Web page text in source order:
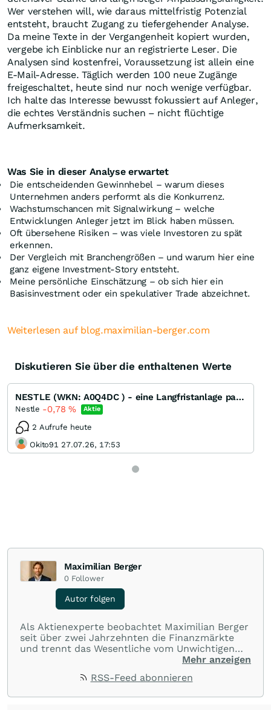
Wer verstehen will, wie daraus mittelfristig Potenzial
entsteht, braucht Zugang zu tiefergehender Analyse.
Da meine Texte in der Vergangenheit kopiert wurden,
vergebe ich Einblicke nur an registrierte Leser. Die
Analysen sind kostenfrei, Voraussetzung ist allein eine
E-Mail-Adresse. Täglich werden 100 neue Zugänge
freigeschaltet, heute sind nur noch wenige verfügbar.
Ich halte das Interesse bewusst fokussiert auf Anleger,
die echtes Verständnis suchen – nicht flüchtige
Aufmerksamkeit.
Was Sie in dieser Analyse erwartet
Die entscheidenden Gewinnhebel – warum dieses
Unternehmen anders performt als die Konkurrenz.
Wachstumschancen mit Signalwirkung – welche
Entwicklungen Anleger jetzt im Blick haben müssen.
Oft übersehene Risiken – was viele Investoren zu spät
erkennen.
Der Vergleich mit Branchengrößen – und warum hier eine
ganz eigene Investment-Story entsteht.
Meine persönliche Einschätzung – ob sich hier ein
Basisinvestment oder ein spekulativer Trade abzeichnet.
Weiterlesen auf blog.maximilian-berger.com
Diskutieren Sie über die enthaltenen Werte
NESTLE (WKN: A0Q4DC ) - eine Langfristanlage par exelence
Nestle -0,78% Aktie
2 Aufrufe heute
Okito91 27.07.26, 17:53
Maximilian Berger
0 Follower
Autor folgen
Als Aktienexperte beobachtet Maximilian Berger
seit über zwei Jahrzehnten die Finanzmärkte
und trennt das Wesentliche vom Unwichtigen
und liefert wöchentlich klare, unabhängige
und Renditen liefern.
Mehr anzeigen
RSS-Feed abonnieren